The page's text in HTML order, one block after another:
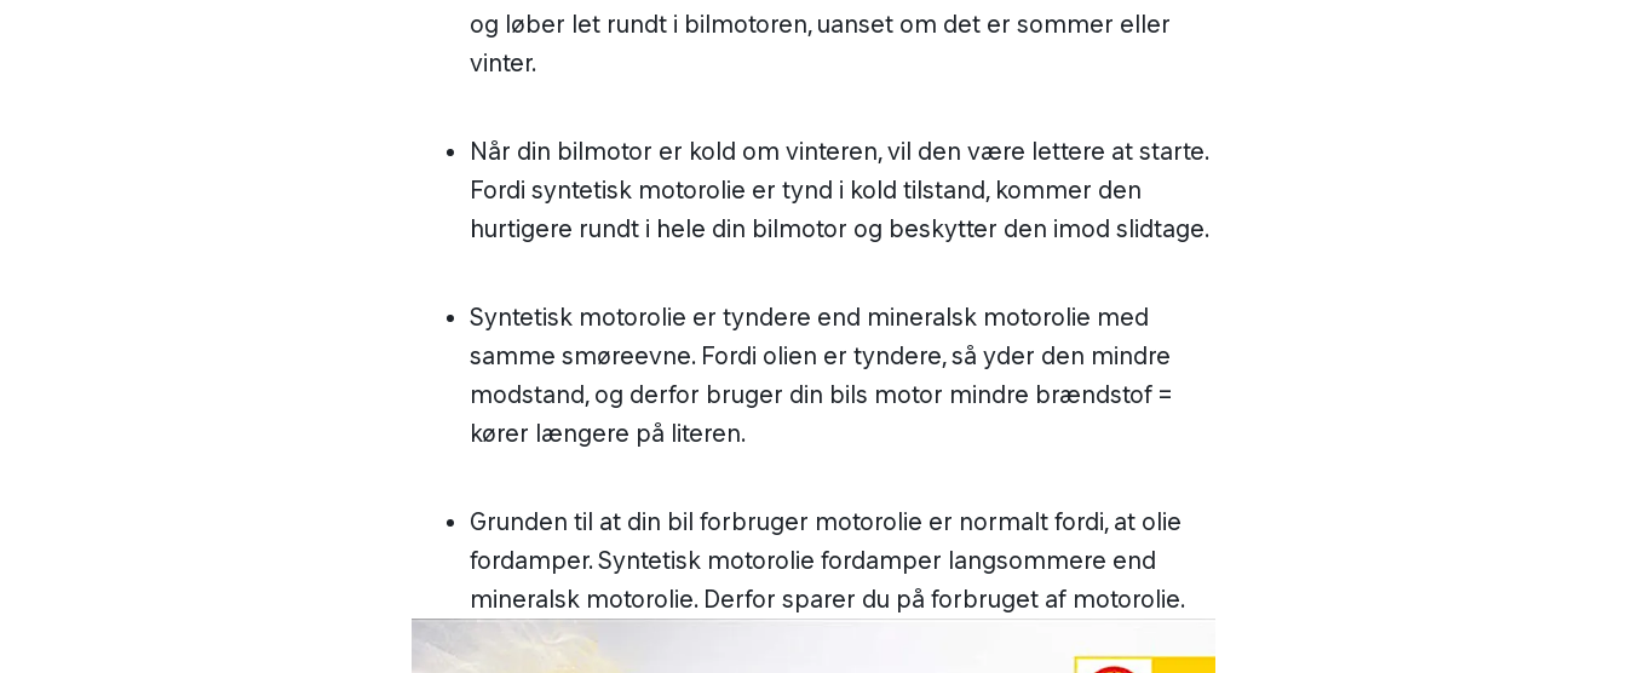
og løber let rundt i bilmotoren, uanset om det er sommer eller
vinter.
Når din bilmotor er kold om vinteren, vil den være lettere at starte.
Fordi syntetisk motorolie er tynd i kold tilstand, kommer den
hurtigere rundt i hele din bilmotor og beskytter den imod slidtage.
Syntetisk motorolie er tyndere end mineralsk motorolie med
samme smøreevne. Fordi olien er tyndere, så yder den mindre
modstand, og derfor bruger din bils motor mindre brændstof =
kører længere på literen.
Grunden til at din bil forbruger motorolie er normalt fordi, at olie
fordamper. Syntetisk motorolie fordamper langsommere end
mineralsk motorolie. Derfor sparer du på forbruget af motorolie.